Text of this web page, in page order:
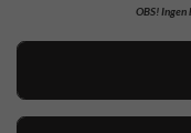
OBS!Ingen